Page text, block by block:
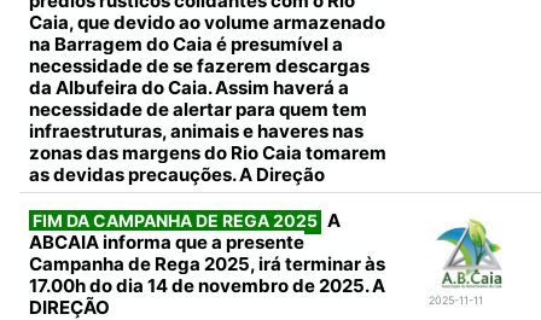
Caia, que devido ao volume armazenado
na Barragem do Caia é presumível a
necessidade de se fazerem descargas
da Albufeira do Caia. Assim haverá a
necessidade de alertar para quem tem
infraestruturas, animais e haveres nas
zonas das margens do Rio Caia tomarem
as devidas precauções. A Direção
FIM DA CAMPANHA DE REGA 2025 A
ABCAIA informa que a presente
Campanha de Rega 2025, irá terminar às
17.00h do dia 14 de novembro de 2025. A
DIREÇÃO
2025-11-11